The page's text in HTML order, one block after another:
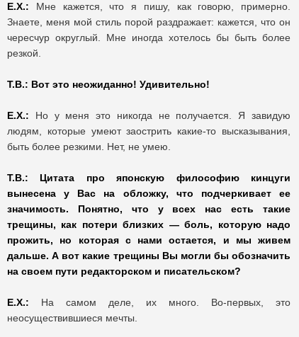
Е.Х.: Мне кажется, что я пишу, как говорю, примерно.
Знаете, меня мой стиль порой раздражает: кажется, что он
чересчур округлый. Мне иногда хотелось бы быть более
резкой.
Т.В.: Вот это неожиданно! Удивительно!
Е.Х.: Но у меня это никогда не получается. Я завидую
людям, которые умеют заострить какие-то высказывания,
быть более резкими. Нет, не умею.
Т.В.: Цитата про японскую философию кинцуги
вынесена у Вас на обложку, что подчеркивает ее
значимость. Понятно, что у всех нас есть такие
трещины, как потери близких — боль, которую надо
прожить, но которая с нами остается, и мы живем
дальше. А вот какие трещины Вы могли бы обозначить
на своем пути редакторском и писательском?
Е.Х.: На самом деле, их много. Во-первых, это
неосуществившиеся мечты.